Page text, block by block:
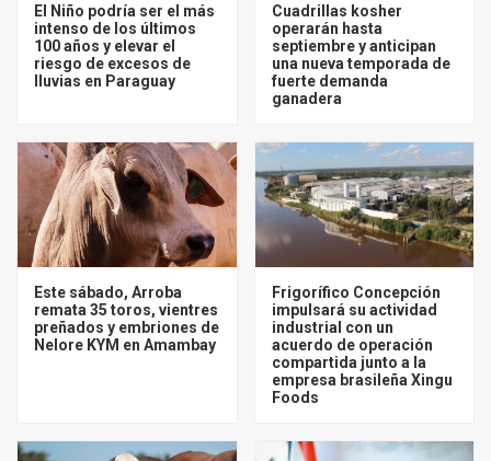
El Niño podría ser el más
intenso de los últimos
100 años y elevar el
riesgo de excesos de
lluvias en Paraguay
Cuadrillas kosher
operarán hasta
septiembre y anticipan
una nueva temporada de
fuerte demanda
ganadera
Este sábado, Arroba
remata 35 toros, vientres
preñados y embriones de
Nelore KYM en Amambay
Frigorífico Concepción
impulsará su actividad
industrial con un
acuerdo de operación
compartida junto a la
empresa brasileña Xingu
Foods